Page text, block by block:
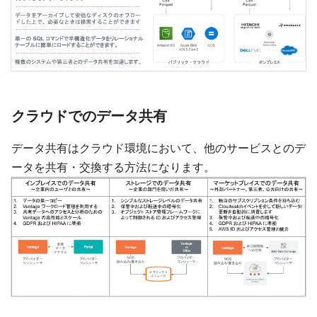
クラウドでのデータ共有
データ共有はクラウド環境において、他のサービスとのデ
ータを共有・交換する方法になります。